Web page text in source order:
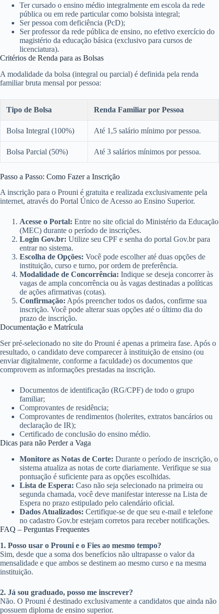
Ter cursado o ensino médio integralmente em escola da rede
pública ou em rede particular como bolsista integral;
Ser pessoa com deficiência (PcD);
Ser professor da rede pública de ensino, no efetivo exercício do
magistério da educação básica (exclusivo para cursos de
licenciatura).
Critérios de Renda para as Bolsas
A modalidade da bolsa (integral ou parcial) é definida pela renda
familiar bruta mensal por pessoa:
Tipo de Bolsa Renda Familiar por Pessoa
Bolsa Integral (100%) Até 1,5 salário mínimo por pessoa.
Bolsa Parcial (50%) Até 3 salários mínimos por pessoa.
Passo a Passo: Como Fazer a Inscrição
A inscrição para o Prouni é gratuita e realizada exclusivamente pela
internet, através do Portal Único de Acesso ao Ensino Superior.
Acesse o Portal: Entre no site oficial do Ministério da Educação
(MEC) durante o período de inscrições.
Login Gov.br: Utilize seu CPF e senha do portal Gov.br para
entrar no sistema.
Escolha de Opções: Você pode escolher até duas opções de
instituição, curso e turno, por ordem de preferência.
Modalidade de Concorrência: Indique se deseja concorrer às
vagas de ampla concorrência ou às vagas destinadas a políticas
de ações afirmativas (cotas).
Confirmação: Após preencher todos os dados, confirme sua
inscrição. Você pode alterar suas opções até o último dia do
prazo de inscrição.
Documentação e Matrícula
Ser pré-selecionado no site do Prouni é apenas a primeira fase. Após o
resultado, o candidato deve comparecer à instituição de ensino (ou
enviar digitalmente, conforme a faculdade) os documentos que
comprovem as informações prestadas na inscrição.
Documentos de identificação (RG/CPF) de todo o grupo
familiar;
Comprovantes de residência;
Comprovantes de rendimentos (holerites, extratos bancários ou
declaração de IR);
Certificado de conclusão do ensino médio.
Dicas para não Perder a Vaga
Monitore as Notas de Corte: Durante o período de inscrição, o
sistema atualiza as notas de corte diariamente. Verifique se sua
pontuação é suficiente para as opções escolhidas.
Lista de Espera: Caso não seja selecionado na primeira ou
segunda chamada, você deve manifestar interesse na Lista de
Espera no prazo estipulado pelo calendário oficial.
Dados Atualizados: Certifique-se de que seu e-mail e telefone
no cadastro Gov.br estejam corretos para receber notificações.
FAQ – Perguntas Frequentes
1. Posso usar o Prouni e o Fies ao mesmo tempo?
Sim, desde que a soma dos benefícios não ultrapasse o valor da
mensalidade e que ambos se destinem ao mesmo curso e na mesma
instituição.
2. Já sou graduado, posso me inscrever?
Não. O Prouni é destinado exclusivamente a candidatos que ainda não
possuem diploma de ensino superior.